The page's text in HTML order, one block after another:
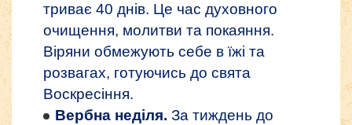
триває 40 днів. Це час духовного
очищення, молитви та покаяння.
Віряни обмежують себе в їжі та
розвагах, готуючись до свята
Воскресіння.
Вербна неділя. За тиждень до